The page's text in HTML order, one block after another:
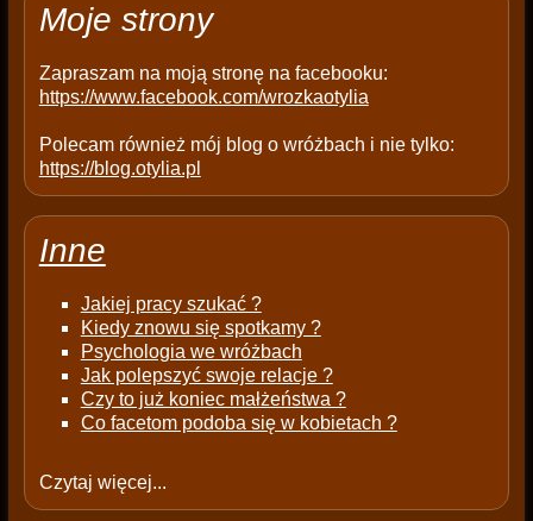
y
Moje strony
Zapraszam na moją stronę na facebooku:
https://www.facebook.com/wrozkaotylia
Polecam również mój blog o wróżbach i nie tylko:
https://blog.otylia.pl
Inne
Jakiej pracy szukać ?
Kiedy znowu się spotkamy ?
Psychologia we wróżbach
Jak polepszyć swoje relacje ?
Czy to już koniec małżeństwa ?
Co facetom podoba się w kobietach ?
Czytaj więcej...